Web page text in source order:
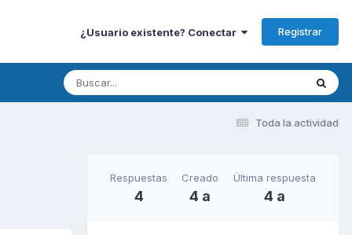
¿Usuario existente? Conectar Registrar
Toda la actividad
Respuestas
4
Creado
4 a
Última respuesta
4 a